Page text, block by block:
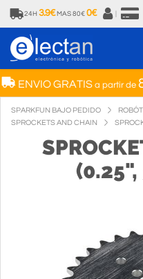
24H 3.9€ MAS 80€ 0€
ENVIO GRATISa partir de
SPARKFUN BAJO PEDIDO
SPROCKETS AND CHAIN
(0.25",